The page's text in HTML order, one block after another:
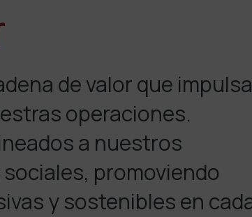
de valor que impulsa
operaciones.
a nuestros
promoviendo
y sostenibles en